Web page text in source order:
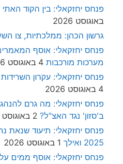
פנחס יחזקאלי: בין הקוד
באוגוסט 2026
גרשון הכהן: ממלכתיות, צו
פנחס יחזקאלי: אוסף
מערכות מורכבות 4 באוגוסט 2026
פנחס יחזקאלי: עקרון
4 באוגוסט 2026
פנחס יחזקאלי: מה גרם
ב'סזון' נגד האצ"ל? 2 באוגוסט 2026
פנחס יחזקאלי: תיעוד שנאת
2025 ואילך
1 באוגוסט 2026
פנחס יחזקאלי: אוסף ממים